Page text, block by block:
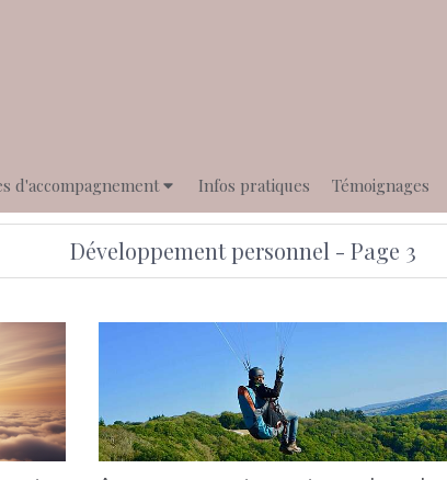
d'accompagnement Infos pratiques Témoignages
Développement personnel - Page 3